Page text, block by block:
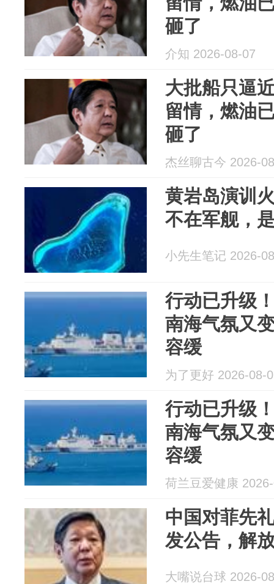
砸了
介知 2026-08-07
大批船只逼
留情，燃油
砸了
杰丝聊古今 2026-
黄岩岛演训
不在军舰，
小先生笔记 2026-
行动已升级
南海气氛又
容缓
为了更好 2026-08-
行动已升级
南海气氛又
容缓
荷兰豆爱健康
中国对菲先
发公告，解
大嘴说台球 2026-